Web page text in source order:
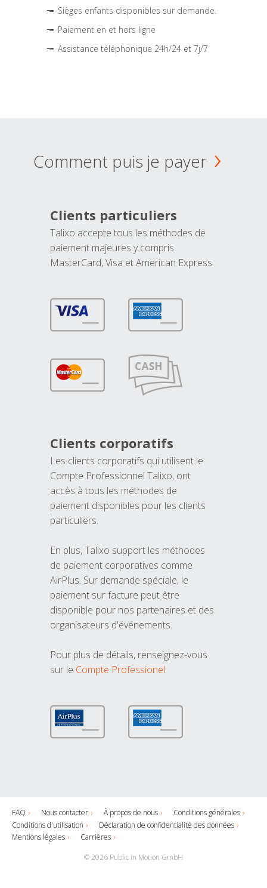
Sièges enfants disponibles sur demande.
Paiement en et hors ligne
Assistance téléphonique 24h/24 et 7j/7
Comment puis je payer
Clients particuliers
Talixo accepte tous les méthodes de
paiement majeures y compris
MasterCard, Visa et American Express.
Clients corporatifs
Les clients corporatifs qui utilisent le
Compte Professionnel Talixo, ont
accès à tous les méthodes de
paiement disponibles pour les clients
particuliers.
En plus, Talixo support les méthodes
de paiement corporatives comme
AirPlus. Sur demande spéciale, le
paiement sur facture peut être
disponible pour nos partenaires et des
organisateurs d'événements.
Pour plus de détails, renseignez-vous
sur le Compte Professionel.
FAQ Nous contacter À propos de nous
Conditions générales
Conditions d'utilisation
Déclaration de confidentialité des données
Mentions légales
Carrières
© 2026 Public in Motion GmbH